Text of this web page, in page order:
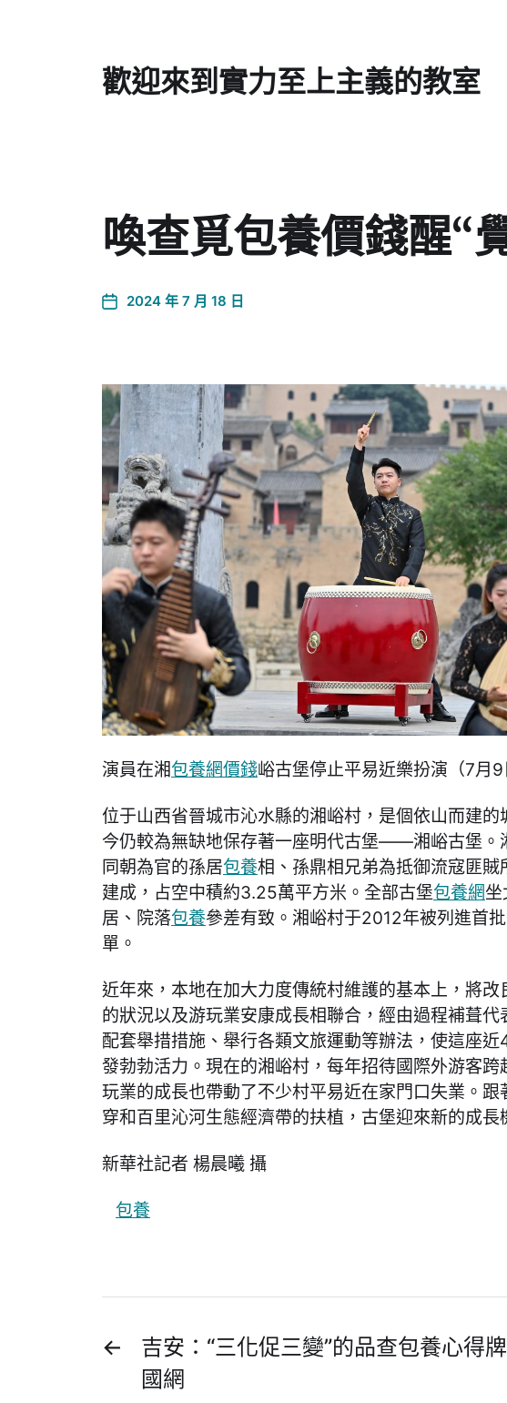
歡迎來到實力至上主義的教室
喚查覓包養價錢醒“
2024 年 7 月 18 日
演員在湘包養網價錢峪古堡停止平易近樂扮演（7月9
位于山西省晉城市沁水縣的湘峪村，是個依山而建的
今仍較為無缺地保存著一座明代古堡——湘峪古堡。
同朝為官的孫居包養相、孫鼎相兄弟為抵御流寇匪
建成，占空中積約3.25萬平方米。全部古堡包養網坐
居、院落包養參差有致。湘峪村于2012年被列進首
單。
近年來，本地在加大力度傳統村維護的基本上，將改
的狀況以及游玩業安康成長相聯合，經由過程補葺代
配套舉措措施、舉行各類文旅運動等辦法，使這座
發勃勃活力。現在的湘峪村，每年招待國際外游客
玩業的成長也帶動了不少村平易近在家門口失業。跟
穿和百里沁河生態經濟帶的扶植，古堡迎來新的成長
新華社記者 楊晨曦 攝
包養
←
吉安：“三化促三變”的品查包養心得
國網